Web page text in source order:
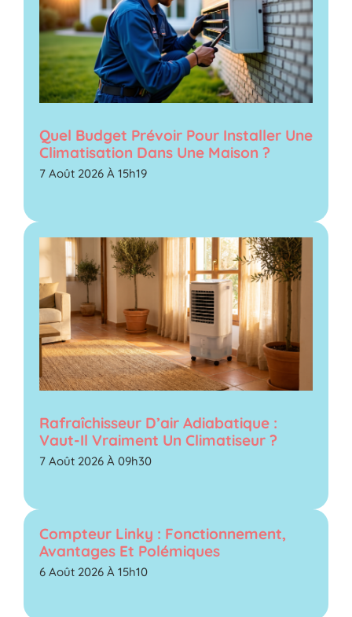
Quel Budget Prévoir Pour Installer Une
Climatisation Dans Une Maison ?
7 Août 2026 À 15h19
Rafraîchisseur D’air Adiabatique :
Vaut-Il Vraiment Un Climatiseur ?
7 Août 2026 À 09h30
Compteur Linky : Fonctionnement,
Avantages Et Polémiques
6 Août 2026 À 15h10